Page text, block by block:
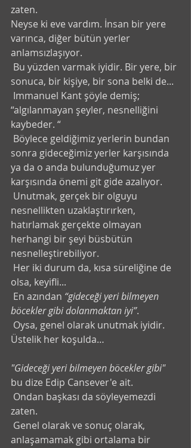
zaten.
Neyse ki eve vardım. İnsan bir yere
varınca, diğer bütün yerler
anlamsızlaşıyor.
sonuca, bir kişiye, bir sona belki de...
“algılanmayan şeyler, nesnelliğini
kaybeder. “
sonra gideceğimiz yerler karşısında
ya da o anda bulunduğumuz yer
karşısında önemi git gide azalıyor.
nesnellikten uzaklaştırırken,
hatırlamak gerçekte olmayan
herhangi bir şeyi büsbütün
nesnelleştirebiliyor.
olsa, keyifli...
En azından “gideceği yeri bilmeyen
böcekler gibi dolanmaktan iyi”.
Üstelik her koşulda…
"Gideceği yeri bilmeyen böcekler gibi"
bu dize Edip Cansever'e ait.
zaten.
anlaşamamak gibi ortalama bir